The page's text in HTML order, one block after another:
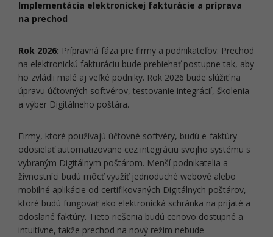
Implementácia elektronickej fakturácie a príprava
na prechod
Rok 2026: Prípravná fáza pre firmy a podnikateľov: Prechod
na elektronickú fakturáciu bude prebiehať postupne tak, aby
ho zvládli malé aj veľké podniky. Rok 2026 bude slúžiť na
úpravu účtovných softvérov, testovanie integrácií, školenia
a výber Digitálneho poštára.
Firmy, ktoré používajú účtovné softvéry, budú e-faktúry
odosielať automatizovane cez integráciu svojho systému s
vybraným Digitálnym poštárom. Menší podnikatelia a
živnostníci budú môcť využiť jednoduché webové alebo
mobilné aplikácie od certifikovaných Digitálnych poštárov,
ktoré budú fungovať ako elektronická schránka na prijaté a
odoslané faktúry. Tieto riešenia budú cenovo dostupné a
intuitívne, takže prechod na nový režim nebude